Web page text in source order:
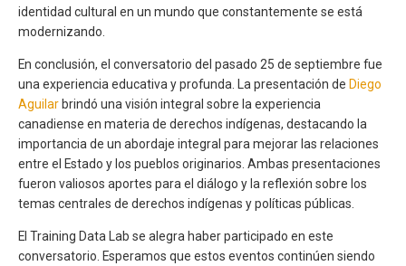
identidad cultural en un mundo que constantemente se está
modernizando.
En conclusión, el conversatorio del pasado 25 de septiembre fue
una experiencia educativa y profunda. La presentación de Diego
Aguilar brindó una visión integral sobre la experiencia
canadiense en materia de derechos indígenas, destacando la
importancia de un abordaje integral para mejorar las relaciones
entre el Estado y los pueblos originarios. Ambas presentaciones
fueron valiosos aportes para el diálogo y la reflexión sobre los
temas centrales de derechos indígenas y políticas públicas.
El Training Data Lab se alegra haber participado en este
conversatorio. Esperamos que estos eventos continúen siendo